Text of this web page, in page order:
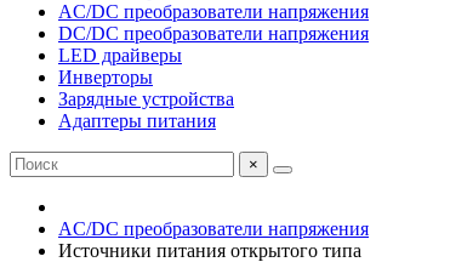
AC/DC преобразователи напряжения
DC/DC преобразователи напряжения
LED драйверы
Инверторы
Зарядные устройства
Адаптеры питания
×
AC/DC преобразователи напряжения
Источники питания открытого типа